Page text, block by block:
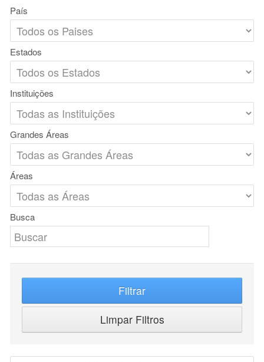
País
Estados
Instituições
Grandes Áreas
Áreas
Busca
Filtrar
Limpar Filtros